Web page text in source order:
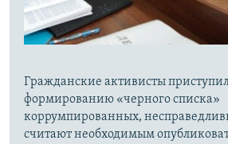
Гражданские активисты
формированию «черного списка»
коррумпированных,
считают необходимым